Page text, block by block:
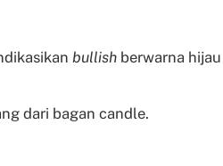
bullish berwarna hijau
dari bagan candle.